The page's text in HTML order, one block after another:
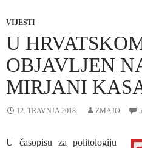
VIJESTI
U
OBJAVLJEN
MIRJANI
12. TRAVNJA 2018. ZMAJO
U časopisu za politologiju